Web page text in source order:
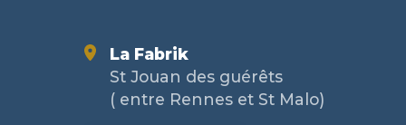
La Fabrik
St Jouan des guérêts
( entre Rennes et St Malo)